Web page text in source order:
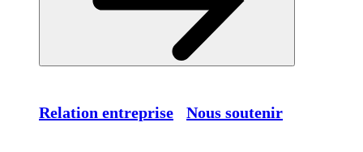
Relation entreprise Nous soutenir